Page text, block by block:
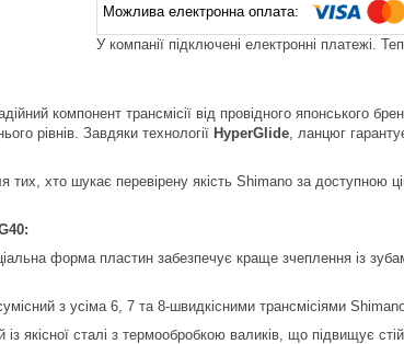
У компанії підключені електронні платежі.
компонент трансмісії від провідного японського
рівнів. Завдяки технології HyperGlide , ланцюг
хто шукає перевірену якість Shimano за доступною
форма пластин забезпечує краще зчеплення із
з усіма 6, 7 та 8-швидкісними трансмісіями
із якісної сталі з термообробкою валиків, що підвищує